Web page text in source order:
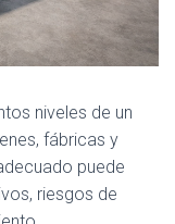
niveles de un
fábricas y
puede
riesgos de